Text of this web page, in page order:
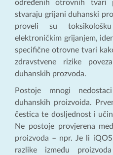
određenih otrovnih tvari
stvaraju grijani duhanski
proveli su
elektroničkim grijanjem,
specifične otrovne tvari
zdravstvene rizike
duhanskih prozvoda.
Postoje mnogi
duhanskih proizvoida.
čestica te dosljednost i
Ne postoje provjerena
proizvoda – npr. Je li
razlike između